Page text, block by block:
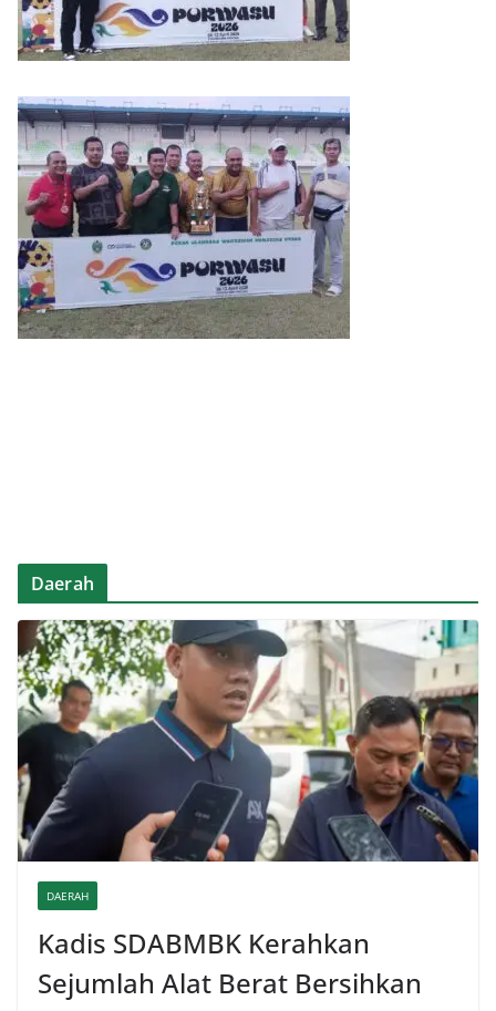
Daerah
DAERAH
Kadis SDABMBK Kerahkan
Sejumlah Alat Berat Bersihkan